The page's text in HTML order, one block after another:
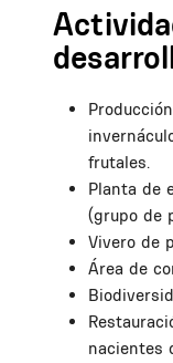
frutales.
Planta de
(grupo de
Vivero de
Área de
nacientes